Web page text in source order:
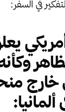
في السفر: